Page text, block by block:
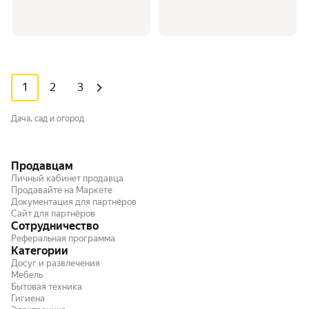
1 2 3
Дача, сад и огород
Продавцам
Личный кабинет продавца
Продавайте на Маркете
Документация для партнёров
Сайт для партнёров
Сотрудничество
Реферальная программа
Категории
Досуг и развлечения
Мебель
Бытовая техника
Гигиена